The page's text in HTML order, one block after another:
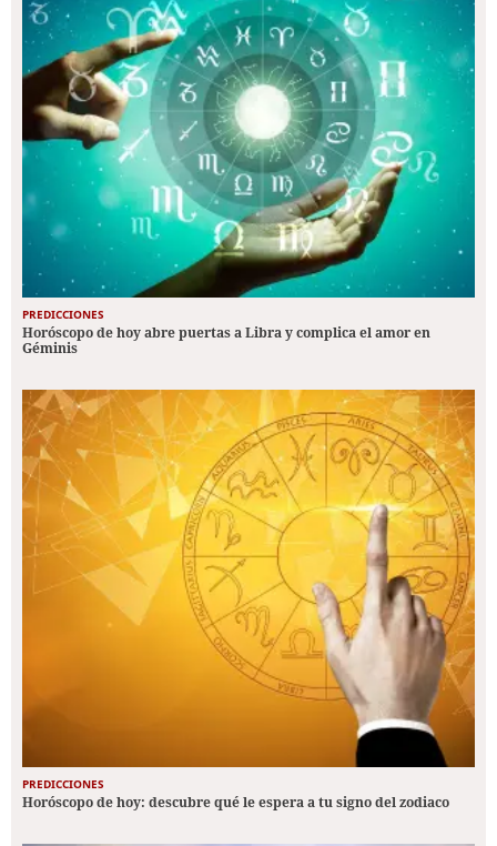
PREDICCIONES
Horóscopo de hoy abre puertas a Libra y complica el amor en
Géminis
PREDICCIONES
Horóscopo de hoy: descubre qué le espera a tu signo del zodiaco